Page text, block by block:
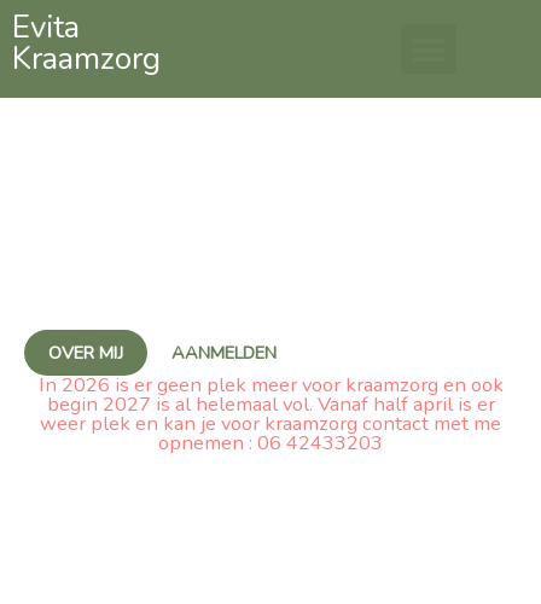
Ga
naar
de
Evita
Kraamzorg
OVER MIJ AANMELDEN
In 2026 is er geen plek meer voor kraamzorg en ook
begin 2027 is al helemaal vol. Vanaf half april is er
weer plek en kan je voor kraamzorg contact met me
opnemen : 06 42433203